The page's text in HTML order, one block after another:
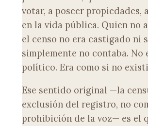
votar, a poseer propiedades,
en la vida pública. Quien no
el censo no era castigado ni
simplemente no contaba. No
político. Era como si no
Ese sentido original —la
exclusión del registro, no
prohibición de la voz— es el